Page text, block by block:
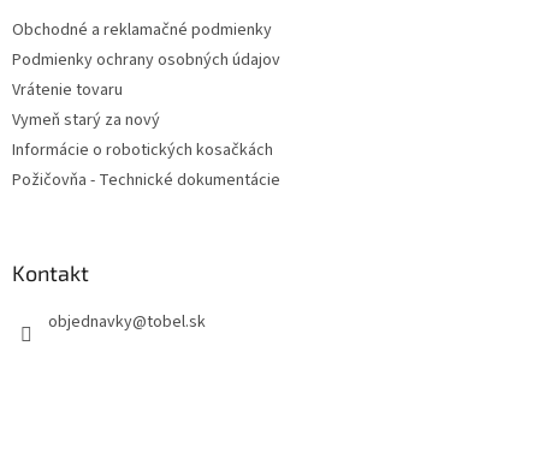
Obchodné a reklamačné podmienky
Podmienky ochrany osobných údajov
Vrátenie tovaru
Vymeň starý za nový
Informácie o robotických kosačkách
Požičovňa - Technické dokumentácie
Kontakt
objednavky@tobel.sk